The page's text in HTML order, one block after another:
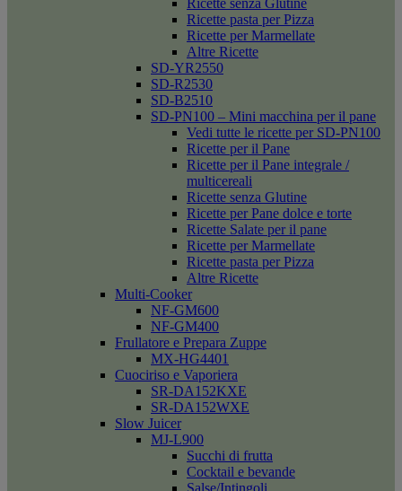
Ricette senza Glutine
Ricette pasta per Pizza
Ricette per Marmellate
Altre Ricette
SD-YR2550
SD-R2530
SD-B2510
SD-PN100 – Mini macchina per il pane
Vedi tutte le ricette per SD-PN100
Ricette per il Pane
Ricette per il Pane integrale /
multicereali
Ricette senza Glutine
Ricette per Pane dolce e torte
Ricette Salate per il pane
Ricette per Marmellate
Ricette pasta per Pizza
Altre Ricette
Multi-Cooker
NF-GM600
NF-GM400
Frullatore e Prepara Zuppe
MX-HG4401
Cuociriso e Vaporiera
SR-DA152KXE
SR-DA152WXE
Slow Juicer
MJ-L900
Succhi di frutta
Cocktail e bevande
Salse/Intingoli